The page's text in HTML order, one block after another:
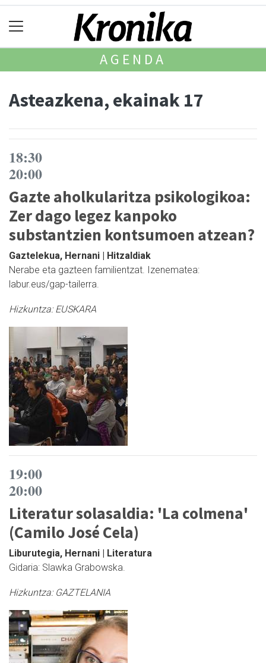
AGENDA
Asteazkena, ekainak 17
18:30
20:00
Gazte aholkularitza psikologikoa:
Zer dago legez kanpoko
substantzien kontsumoen atzean?
Gaztelekua, Hernani | Hitzaldiak
Nerabe eta gazteen familientzat. Izenematea:
labur.eus/gap-tailerra.
Hizkuntza:EUSKARA
19:00
20:00
Literatur solasaldia: 'La colmena'
(Camilo José Cela)
Liburutegia, Hernani | Literatura
Gidaria: Slawka Grabowska.
Hizkuntza: GAZTELANIA